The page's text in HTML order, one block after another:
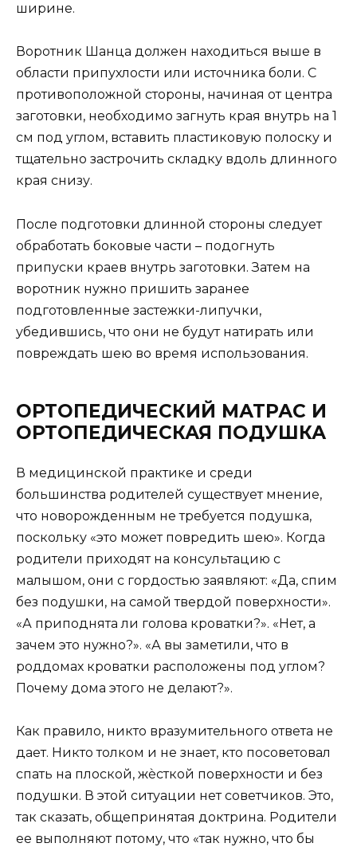
ширине.
Воротник Шанца должен находиться выше в
области припухлости или источника боли. С
противоположной стороны, начиная от центра
заготовки, необходимо загнуть края внутрь на 1
см под углом, вставить пластиковую полоску и
тщательно застрочить складку вдоль длинного
края снизу.
После подготовки длинной стороны следует
обработать боковые части – подогнуть
припуски краев внутрь заготовки. Затем на
воротник нужно пришить заранее
подготовленные застежки-липучки,
убедившись, что они не будут натирать или
повреждать шею во время использования.
ОРТОПЕДИЧЕСКИЙ МАТРАС И
ОРТОПЕДИЧЕСКАЯ ПОДУШКА
В медицинской практике и среди
большинства родителей существует мнение,
что новорожденным не требуется подушка,
поскольку «это может повредить шею». Когда
родители приходят на консультацию с
малышом, они с гордостью заявляют: «Да, спим
без подушки, на самой твердой поверхности».
«А приподнята ли голова кроватки?». «Нет, а
зачем это нужно?». «А вы заметили, что в
роддомах кроватки расположены под углом?
Почему дома этого не делают?».
Как правило, никто вразумительного ответа не
дает. Никто толком и не знает, кто посоветовал
спать на плоской, жѐсткой поверхности и без
подушки. В этой ситуации нет советчиков. Это,
так сказать, общепринятая доктрина. Родители
ее выполняют потому, что «так нужно, что бы